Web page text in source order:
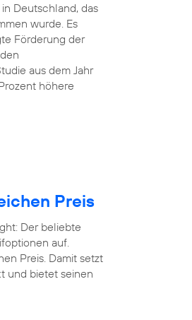
Deutschland, das
wurde. Es
Förderung der
aus dem Jahr
höhere
Preis
Der beliebte
auf.
Preis. Damit setzt
und bietet seinen